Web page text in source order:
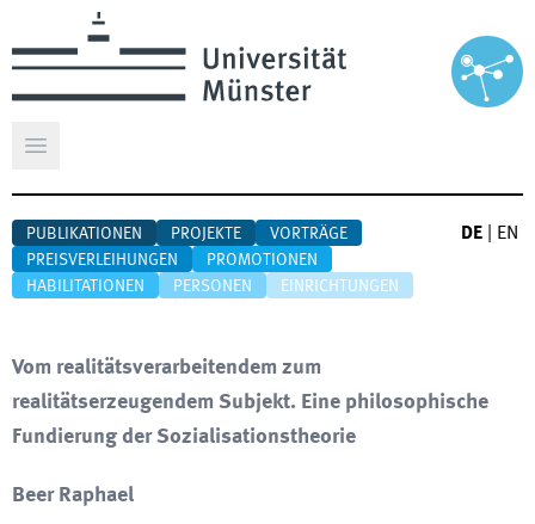
Hauptmenü öffnen
PUBLIKATIONEN PROJEKTE
VORTRÄGE
PREISVERLEIHUNGEN
PROMOTIONEN
HABILITATIONEN
PERSONEN EINRICHTUNGEN
DE EN
Vom realitätsverarbeitendem zum
realitätserzeugendem Subjekt. Eine philosophische
Fundierung der Sozialisationstheorie
Beer Raphael